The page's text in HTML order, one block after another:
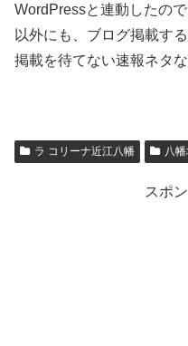
WordPressと連動したの
以外にも、ブログ掲載す
掲載を待てない速報ネタ
ラ コリーナ近江八幡 八
スポ